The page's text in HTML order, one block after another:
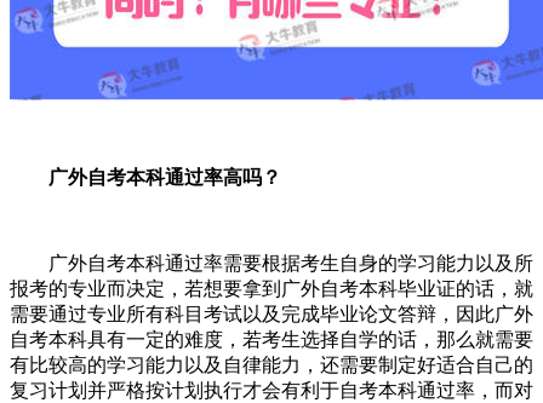
广外自考本科通过率高吗？
广外自考本科通过率需要根据考生自身的学习能力以及所
报考的专业而决定，若想要拿到广外自考本科毕业证的话，就
需要通过专业所有科目考试以及完成毕业论文答辩，因此广外
自考本科具有一定的难度，若考生选择自学的话，那么就需要
有比较高的学习能力以及自律能力，还需要制定好适合自己的
复习计划并严格按计划执行才会有利于自考本科通过率，而对